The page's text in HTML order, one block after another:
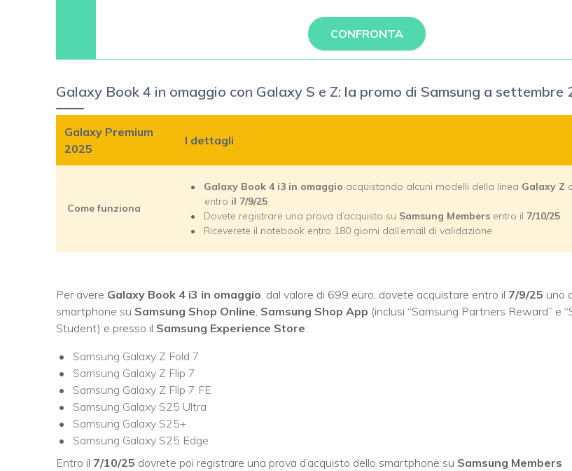
CONFRONTA
Galaxy Book 4 in omaggio con Galaxy S e Z: la promo di Samsung a settembre
Galaxy Premium
2025
I dettagli
Come funziona
Galaxy Book 4 i3 in omaggio acquistando alcuni modelli della linea Galaxy Z
entro il 7/9/25
Dovete registrare una prova d’acquisto su Samsung Members entro il 7/10/25
Riceverete il notebook entro 180 giorni dall’email di validazione
Per avere Galaxy Book 4 i3 in omaggio , dal valore di 699 euro, dovete acquistare entro il 7/9/25 uno
smartphone su Samsung Shop Online Samsung Shop App (inclusi “Samsung Partners Reward” e
Student) e presso il Samsung Experience Store:
Samsung Galaxy Z Fold 7
Samsung Galaxy Z Flip 7
Samsung Galaxy Z Flip 7 FE
Samsung Galaxy S25 Ultra
Samsung Galaxy S25+
Samsung Galaxy S25 Edge
Entro il 7/10/25 dovrete poi registrare una prova d’acquisto dello smartphone su Samsung Members